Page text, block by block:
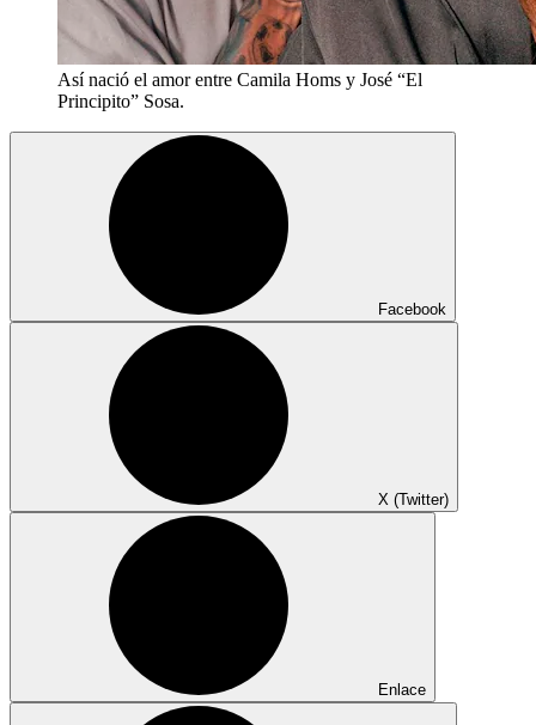
Así nació el amor entre Camila Homs y José “El
Principito” Sosa.
Facebook
X (Twitter)
Enlace